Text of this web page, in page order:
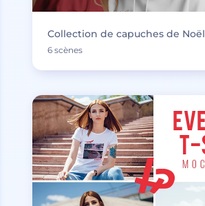
Collection de capuches de Noël
6 scènes